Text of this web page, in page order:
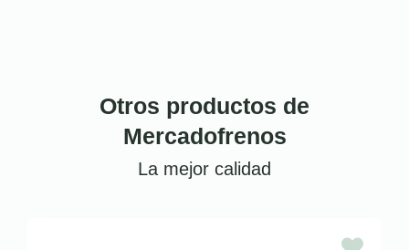
Otros productos de
Mercadofrenos
La mejor calidad